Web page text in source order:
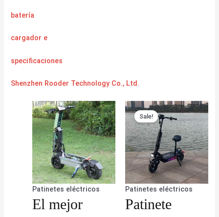
batería
cargador e
specificaciones
Shenzhen Rooder Technology Co., Ltd.
Patinetes eléctricos
El mejor
Sale!
Patinetes eléctricos
Patinete